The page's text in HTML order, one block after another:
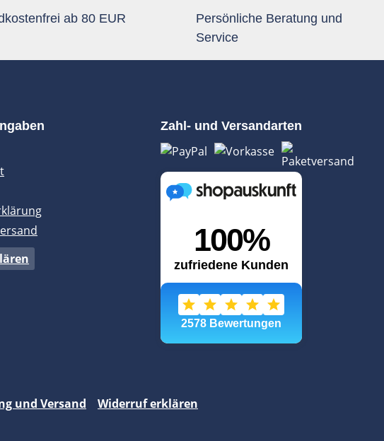
ab 80 EUR
Persönliche Beratung und
Service
Zahl- und Versandarten
und Versand Widerruf erklären